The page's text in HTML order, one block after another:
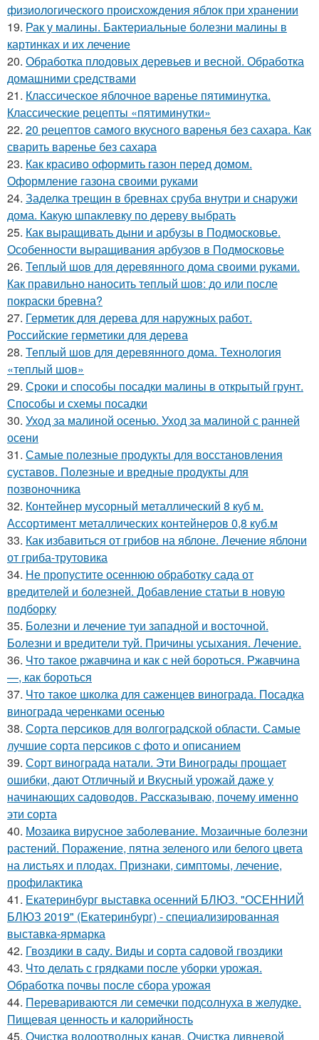
физиологического происхождения яблок при хранении
19. Рак у малины. Бактериальные болезни малины в
картинках и их лечение
20. Обработка плодовых деревьев и весной. Обработка
домашними средствами
21. Классическое яблочное варенье пятиминутка.
Классические рецепты «пятиминутки»
22. 20 рецептов самого вкусного варенья без сахара. Как
сварить варенье без сахара
23. Как красиво оформить газон перед домом.
Оформление газона своими руками
24. Заделка трещин в бревнах сруба внутри и снаружи
дома. Какую шпаклевку по дереву выбрать
25. Как выращивать дыни и арбузы в Подмосковье.
Особенности выращивания арбузов в Подмосковье
26. Теплый шов для деревянного дома своими руками.
Как правильно наносить теплый шов: до или после
покраски бревна?
27. Герметик для дерева для наружных работ.
Российские герметики для дерева
28. Теплый шов для деревянного дома. Технология
«теплый шов»
29. Сроки и способы посадки малины в открытый грунт.
Способы и схемы посадки
30. Уход за малиной осенью. Уход за малиной с ранней
осени
31. Самые полезные продукты для восстановления
суставов. Полезные и вредные продукты для
позвоночника
32. Контейнер мусорный металлический 8 куб м.
Ассортимент металлических контейнеров 0,8 куб.м
33. Как избавиться от грибов на яблоне. Лечение яблони
от гриба-трутовика
34. Не пропустите осеннюю обработку сада от
вредителей и болезней. Добавление статьи в новую
подборку
35. Болезни и лечение туи западной и восточной.
Болезни и вредители туй. Причины усыхания. Лечение.
36. Что такое ржавчина и как с ней бороться. Ржавчина
—, как бороться
37. Что такое школка для саженцев винограда. Посадка
винограда черенками осенью
38. Сорта персиков для волгоградской области. Самые
лучшие сорта персиков с фото и описанием
39. Сорт винограда натали. Эти Винограды прощает
ошибки, дают Отличный и Вкусный урожай даже у
начинающих садоводов. Рассказываю, почему именно
эти сорта
40. Мозаика вирусное заболевание. Мозаичные болезни
растений. Поражение, пятна зеленого или белого цвета
на листьях и плодах. Признаки, симптомы, лечение,
профилактика
41. Екатеринбург выставка осенний БЛЮЗ. "ОСЕННИЙ
БЛЮЗ 2019" (Екатеринбург) - специализированная
выставка-ярмарка
42. Гвоздики в саду. Виды и сорта садовой гвоздики
43. Что делать с грядками после уборки урожая.
Обработка почвы после сбора урожая
44. Перевариваются ли семечки подсолнуха в желудке.
Пищевая ценность и калорийность
45. Очистка водоотводных канав. Очистка ливневой